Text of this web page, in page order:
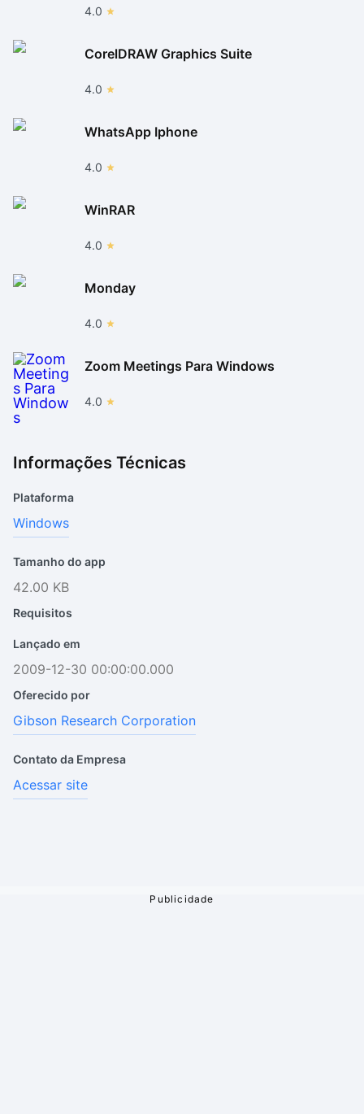
4.0
CorelDRAW Graphics Suite
4.0
WhatsApp Iphone
4.0
WinRAR
4.0
Monday
4.0
Zoom Meetings Para Windows
4.0
Informações Técnicas
Plataforma
Windows
Tamanho do app
42.00 KB
Requisitos
Lançado em
2009-12-30 00:00:00.000
Oferecido por
Gibson Research Corporation
Contato da Empresa
Acessar site